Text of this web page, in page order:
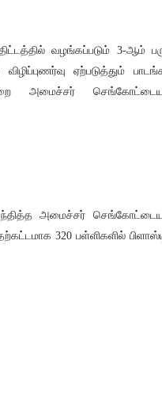
வழங்கப்படும் 3-ஆம்
விழிப்புணர்வு ஏற்படுத்தும்
அமைச்சர்
அமைச்சர்
320 பள்ளிகளில்